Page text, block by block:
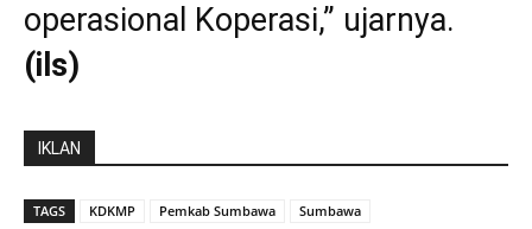
operasional Koperasi,” ujarnya.
(ils)
IKLAN
TAGS KDKMP Pemkab Sumbawa Sumbawa